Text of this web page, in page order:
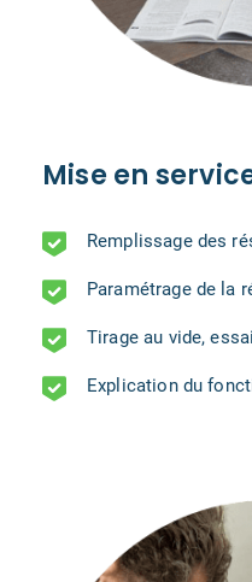
Mise en
Remplissage des
Paramétrage de la
Tirage au vide,
Explication du